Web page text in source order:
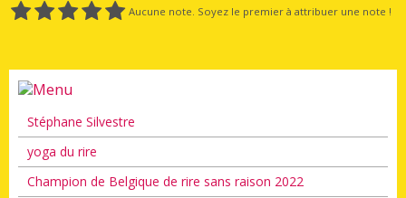
Aucune note. Soyez le premier à attribuer une note !
Stéphane Silvestre
yoga du rire
Champion de Belgique de rire sans raison 2022